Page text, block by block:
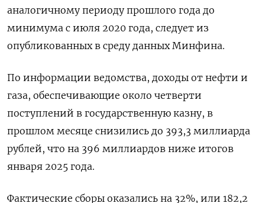
аналогичному периоду прошлого года до
минимума с июля ⁠2020 года, следует из
опубликованных в среду данных Минфина.
По информации ведомства, доходы от нефти и
газа, обеспечивающие около четверти
поступлений в государственную казну, в
прошлом месяце снизились до 393,3 миллиарда
⁠рублей, что на 396 миллиардов ниже ​итогов
января 2025 года.
Фактические сборы оказались ⁠на 32%, или 182,2